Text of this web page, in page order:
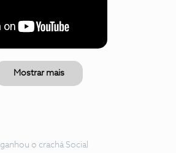
Mostrar mais
ganhou o crachá Social